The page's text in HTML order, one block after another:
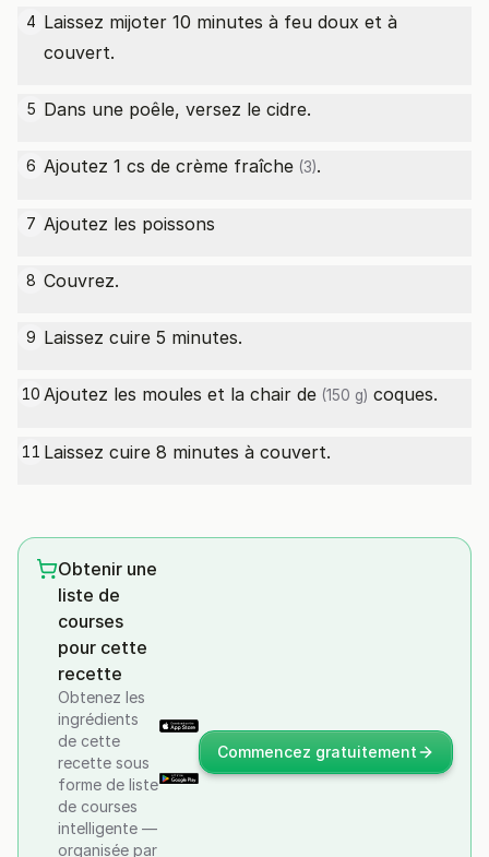
4 Laissez mijoter 10 minutes à feu doux et à
couvert.
5 Dans une poêle, versez le cidre.
6 Ajoutez 1 cs de crème fraîche (3).
7 Ajoutez les poissons
8 Couvrez.
9 Laissez cuire 5 minutes.
10 Ajoutez les moules et la chair de (150 g) coques.
11 Laissez cuire 8 minutes à couvert.
Obtenir une
liste de
courses
pour cette
recette
Obtenez les
ingrédients
de cette
recette sous
forme de liste
de courses
intelligente —
organisée par
Commencez gratuitement